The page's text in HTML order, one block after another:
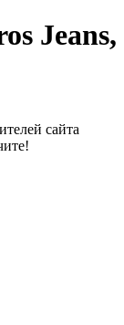
Jeans,
сайта